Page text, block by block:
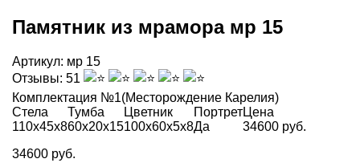
Памятник из мрамора мр 15
Артикул: мр 15
Отзывы: 51
Комплектация №1(Месторождение Карелия)
Стела
Тумба Цветник ПортретЦена
110х45х860х20х15100х60х5х8Да
34600 руб.
34600 руб.